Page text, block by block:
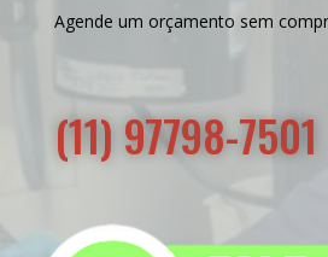
Agende um orçamento sem
(11) 97798-7501